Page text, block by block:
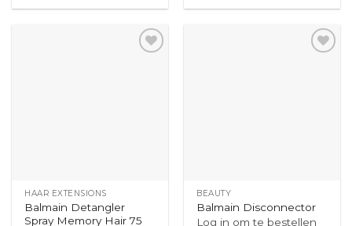
HAAR EXTENSIONS
Balmain Detangler
Spray Memory Hair 75
BEAUTY
Balmain Disconnector
Log in om te bestellen